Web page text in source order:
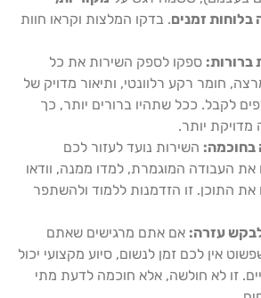
בלוחות זמנים. בדקו המלצות וקראו חוות
ברורות: ספקו לספק השירות את כל
חומר רקע רלוונטי, ותיאור מדויק של
לקבל. ככל שתהיו ברורים יותר, כך
יותר.
בחוכמה: השירות נועד לעזור לכם
את העבודה המוגמרת, למדו ממנה, וודאו
התוכן. זו הזדמנות ללמוד ולהשתפר
עזרה: אם אתם מרגישים שאתם
אין לכם זמן לנשום, סיוע מקצועי יכול
זו לא חולשה, אלא חוכמה לדעת מתי